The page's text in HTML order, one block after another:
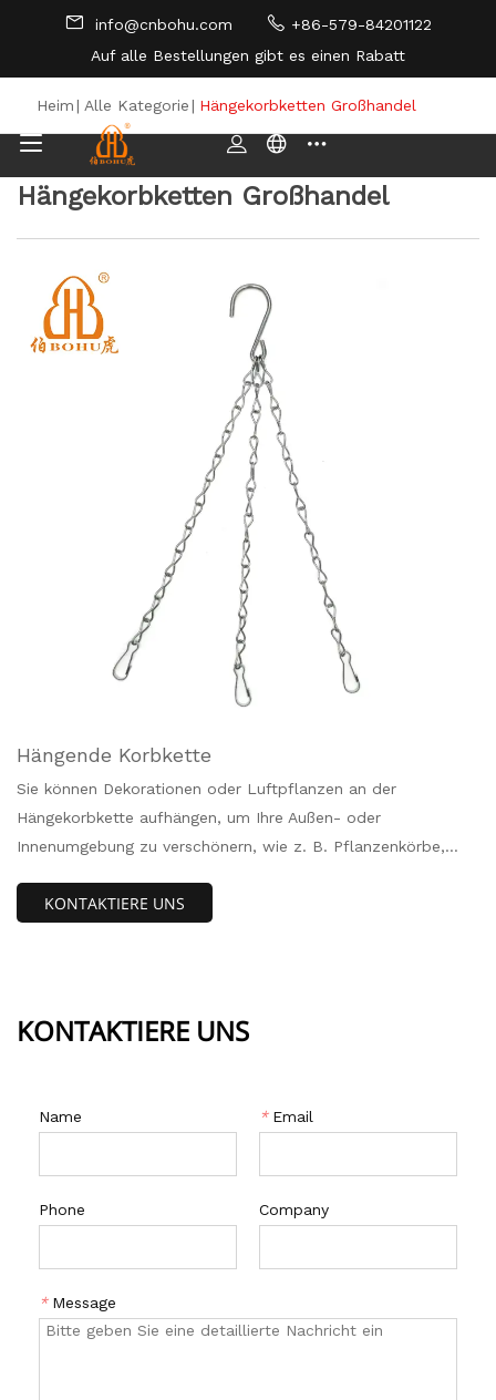
info@cnbohu.com
+86-579-84201122
Auf alle Bestellungen gibt es einen Rabatt
Heim| Alle Kategorie| Hängekorbketten Großhandel
Hängekorbketten Großhandel
Hängende Korbkette
Sie können Dekorationen oder Luftpflanzen an der
Hängekorbkette aufhängen, um Ihre Außen- oder
Innenumgebung zu verschönern, wie z. B. Pflanzenkörbe,
Hanging Basket Chain besteht aus robustem Eisen, hat eine
KONTAKTIERE UNS
KONTAKTIERE UNS
Name * Email
Phone Company
* Message